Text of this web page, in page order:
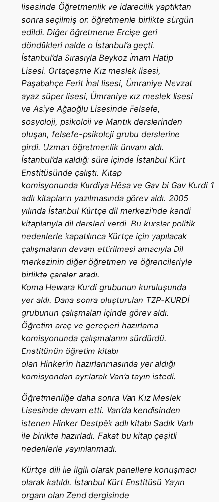
lisesinde Öğretmenlik ve idarecilik yaptıktan
sonra seçilmiş on öğretmenle birlikte sürgün
edildi. Diğer öğretmenle Ercişe geri
döndükleri halde o İstanbul’a geçti.
İstanbul’da Sırasıyla Beykoz İmam Hatip
Lisesi, Ortaçeşme Kız meslek lisesi,
Paşabahçe Ferit İnal lisesi, Ümraniye Nevzat
ayaz süper lisesi, Ümraniye kız meslek lisesi
ve Asiye Ağaoğlu Lisesinde Felsefe,
sosyoloji, psikoloji ve Mantık derslerinden
oluşan, felsefe-psikoloji grubu derslerine
girdi. Uzman öğretmenlik ünvanı aldı.
İstanbul’da kaldığı süre içinde İstanbul Kürt
Enstitüsünde çalıştı. Kitap
komisyonunda Kurdiya Hêsa ve Gav bi Gav Kurdi 1
adlı kitapların yazılmasında görev aldı. 2005
yılında İstanbul Kürtçe dil merkezi’nde kendi
kitaplarıyla dil dersleri verdi. Bu kurslar politik
nedenlerle kapatılınca Kürtçe için yapılacak
çalışmaların devam ettirilmesi amacıyla Dil
merkezinin diğer öğretmen ve öğrencileriyle
birlikte çareler aradı.
Koma Hewara Kurdi grubunun kuruluşunda
yer aldı. Daha sonra oluşturulan TZP-KURDİ
grubunun çalışmaları içinde görev aldı.
Öğretim araç ve gereçleri hazırlama
komisyonunda çalışmalarını sürdürdü.
Enstitünün öğretim kitabı
olan Hinker’in hazırlanmasında yer aldığı
komisyondan ayrılarak Van’a tayın istedi.
Öğretmenliğe daha sonra Van Kız Meslek
Lisesinde devam etti. Van’da kendisinden
istenen Hinker Destpêk adlı kitabı Sadık Varlı
ile birlikte hazırladı. Fakat bu kitap çeşitli
nedenlerle yayınlanmadı.
Kürtçe dili ile ilgili olarak panellere konuşmacı
olarak katıldı. İstanbul Kürt Enstitüsü Yayın
organı olan Zend dergisinde